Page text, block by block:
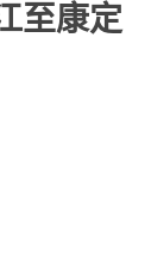
至康定